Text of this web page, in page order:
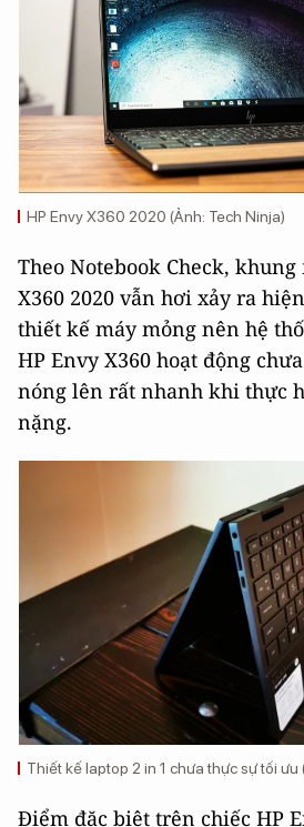
HP Envy X360 2020 (Ảnh: Tech Ninja)
Theo Notebook Check, khung
X360 2020 vẫn hơi xảy ra
thiết kế máy mỏng nên hệ
HP Envy X360 hoạt động
nóng lên rất nhanh khi thực
nặng.
Thiết kế laptop 2 in 1 chưa thực sự tối ưu
Điểm đặc biệt trên chiếc HP